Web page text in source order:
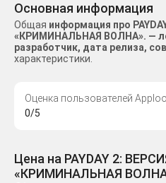
Основная информация
Общая информация про
«КРИМИНАЛЬНАЯ ВОЛНА». —
разработчик, дата релиза,
характеристики.
Оценка пользователей
0/5
Цена на PAYDAY 2:
«КРИМИНАЛЬНАЯ